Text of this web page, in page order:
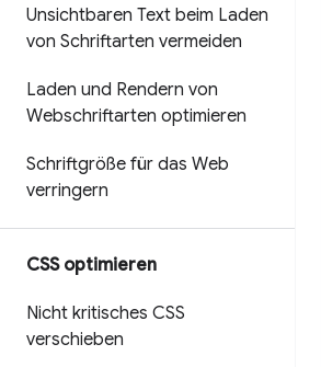
Unsichtbaren Text beim Laden
von Schriftarten vermeiden
Laden und Rendern von
Webschriftarten optimieren
Schriftgröße für das Web
verringern
CSS optimieren
Nicht kritisches CSS
verschieben